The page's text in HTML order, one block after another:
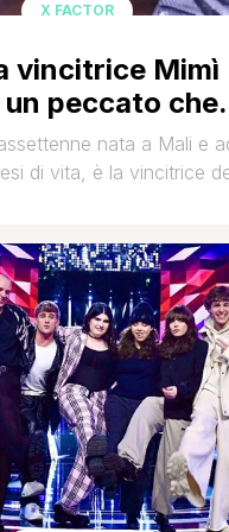
X FACTOR
vincitrice Mimì
un peccato
nata a Mali e
di vita, è la vincitrice
anche l'unica donna ad
una lunga intervista a
raccontarsi e svelare